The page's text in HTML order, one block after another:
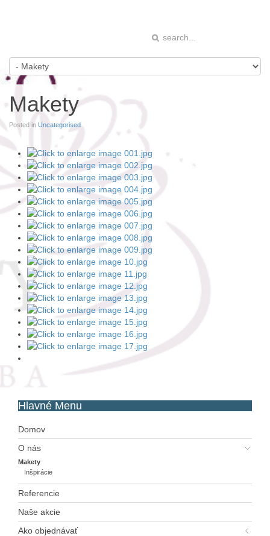
Makety
Posted in Uncategorised
Hlavné Menu
Domov
O nás
Makety
Inšpirácie
Referencie
Naše akcie
Ako objednávať